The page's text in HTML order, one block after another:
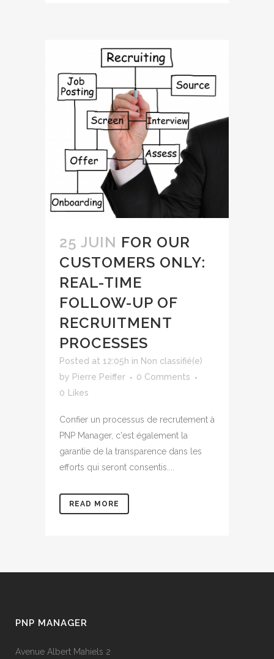
25 JUIN FOR OUR
CUSTOMERS ONLY:
REAL-TIME
FOLLOW-UP OF
RECRUITMENT
PROCESSES
Posted at 12:05h in Non classifié(e)
by Pierre Peiffer
0 Comments
0 Likes
Confier un processus de recrutement à
PNP Manager, c'est également la
garantie de la transparence dans les
efforts qui seront consentis....
READ MORE
PNP MANAGER
Avenue Albert Mahiels 2